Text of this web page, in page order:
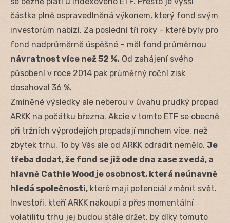
částka plně ospravedlněná výkonem, který fond svým
investorům nabízí. Za poslední tři roky – které byly pro
fond nadprůměrně úspěšné – měl fond průměrnou
návratnost více než 52 %. Od zahájení svého
působení v roce 2014 pak průměrný roční zisk
dosahoval 36 %.
Zmíněné výsledky ale neberou v úvahu prudký propad
ARKK na počátku března. Akcie v tomto ETF se obecně
při tržních výprodejích propadají mnohem více, než
zbytek trhu. To by Vás ale od ARKK odradit nemělo. Je
třeba dodat, že fond se již ode dna zase zvedá, a
hlavně Cathie Wood je osobnost, která neúnavně
hledá společnosti, které mají potenciál změnit svět.
Investoři, kteří ARKK nakoupí a přes momentální
volatilitu trhu jej budou stále držet, by díky tomuto